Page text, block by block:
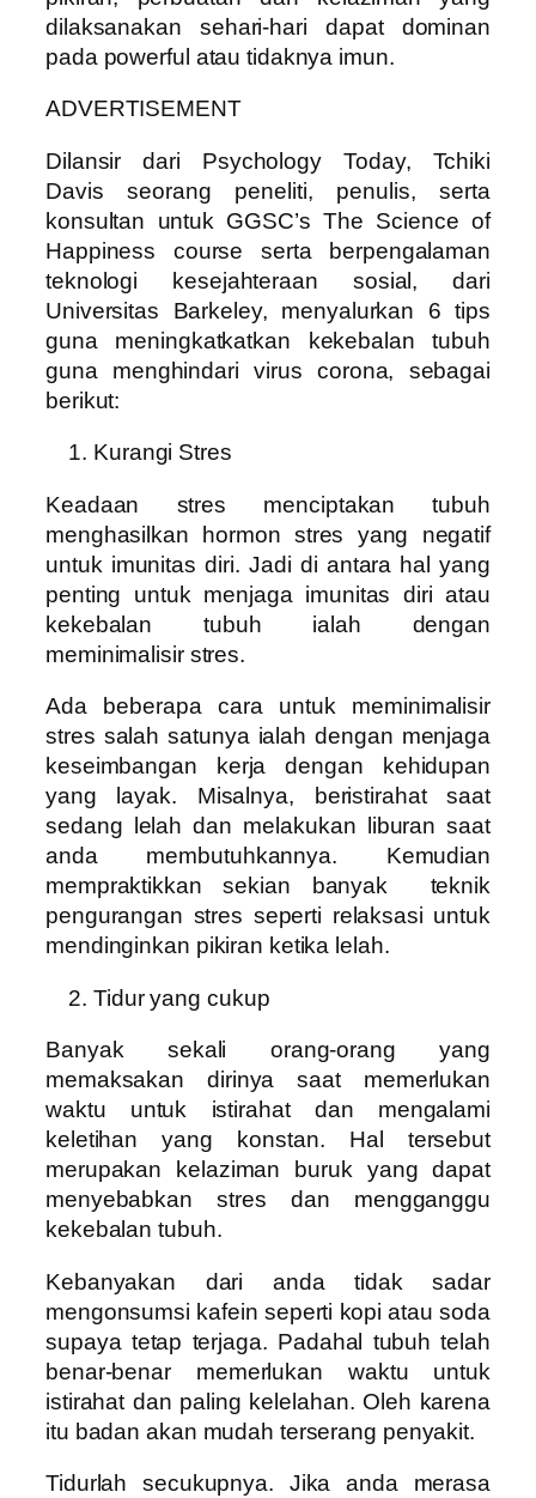
dilaksanakan sehari-hari dapat dominan
pada powerful atau tidaknya imun.
ADVERTISEMENT
Dilansir dari Psychology Today, Tchiki
Davis seorang peneliti, penulis, serta
konsultan untuk GGSC’s The Science of
Happiness course serta berpengalaman
teknologi kesejahteraan sosial, dari
Universitas Barkeley, menyalurkan 6 tips
guna meningkatkatkan kekebalan tubuh
guna menghindari virus corona, sebagai
berikut:
Kurangi Stres
Keadaan stres menciptakan tubuh
menghasilkan hormon stres yang negatif
untuk imunitas diri. Jadi di antara hal yang
penting untuk menjaga imunitas diri atau
kekebalan tubuh ialah dengan
meminimalisir stres.
Ada beberapa cara untuk meminimalisir
stres salah satunya ialah dengan menjaga
keseimbangan kerja dengan kehidupan
yang layak. Misalnya, beristirahat saat
sedang lelah dan melakukan liburan saat
anda membutuhkannya. Kemudian
mempraktikkan sekian banyak teknik
pengurangan stres seperti relaksasi untuk
mendinginkan pikiran ketika lelah.
Tidur yang cukup
Banyak sekali orang-orang yang
memaksakan dirinya saat memerlukan
waktu untuk istirahat dan mengalami
keletihan yang konstan. Hal tersebut
merupakan kelaziman buruk yang dapat
menyebabkan stres dan mengganggu
kekebalan tubuh.
Kebanyakan dari anda tidak sadar
mengonsumsi kafein seperti kopi atau soda
supaya tetap terjaga. Padahal tubuh telah
benar-benar memerlukan waktu untuk
istirahat dan paling kelelahan. Oleh karena
itu badan akan mudah terserang penyakit.
Tidurlah secukupnya. Jika anda merasa